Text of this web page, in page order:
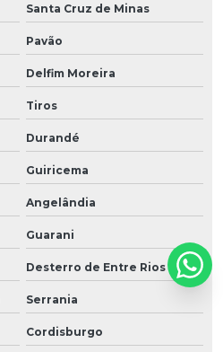
Santa Cruz de Minas
Pavão
Delfim Moreira
Tiros
Durandé
Guiricema
Angelândia
Guarani
Desterro de Entre Rios
Serrania
Cordisburgo